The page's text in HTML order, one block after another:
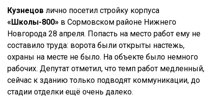
Кузнецов лично посетил стройку корпуса
«Школы-800» в Сормовском районе Нижнего
Новгорода 28 апреля. Попасть на место работ ему не
составило труда: ворота были открыты настежь,
охраны на месте не было. На объекте было немного
рабочих. Депутат отметил, что темп работ медленный,
сейчас к зданию только подводят коммуникации, до
стадии отделки ещё очень далеко.